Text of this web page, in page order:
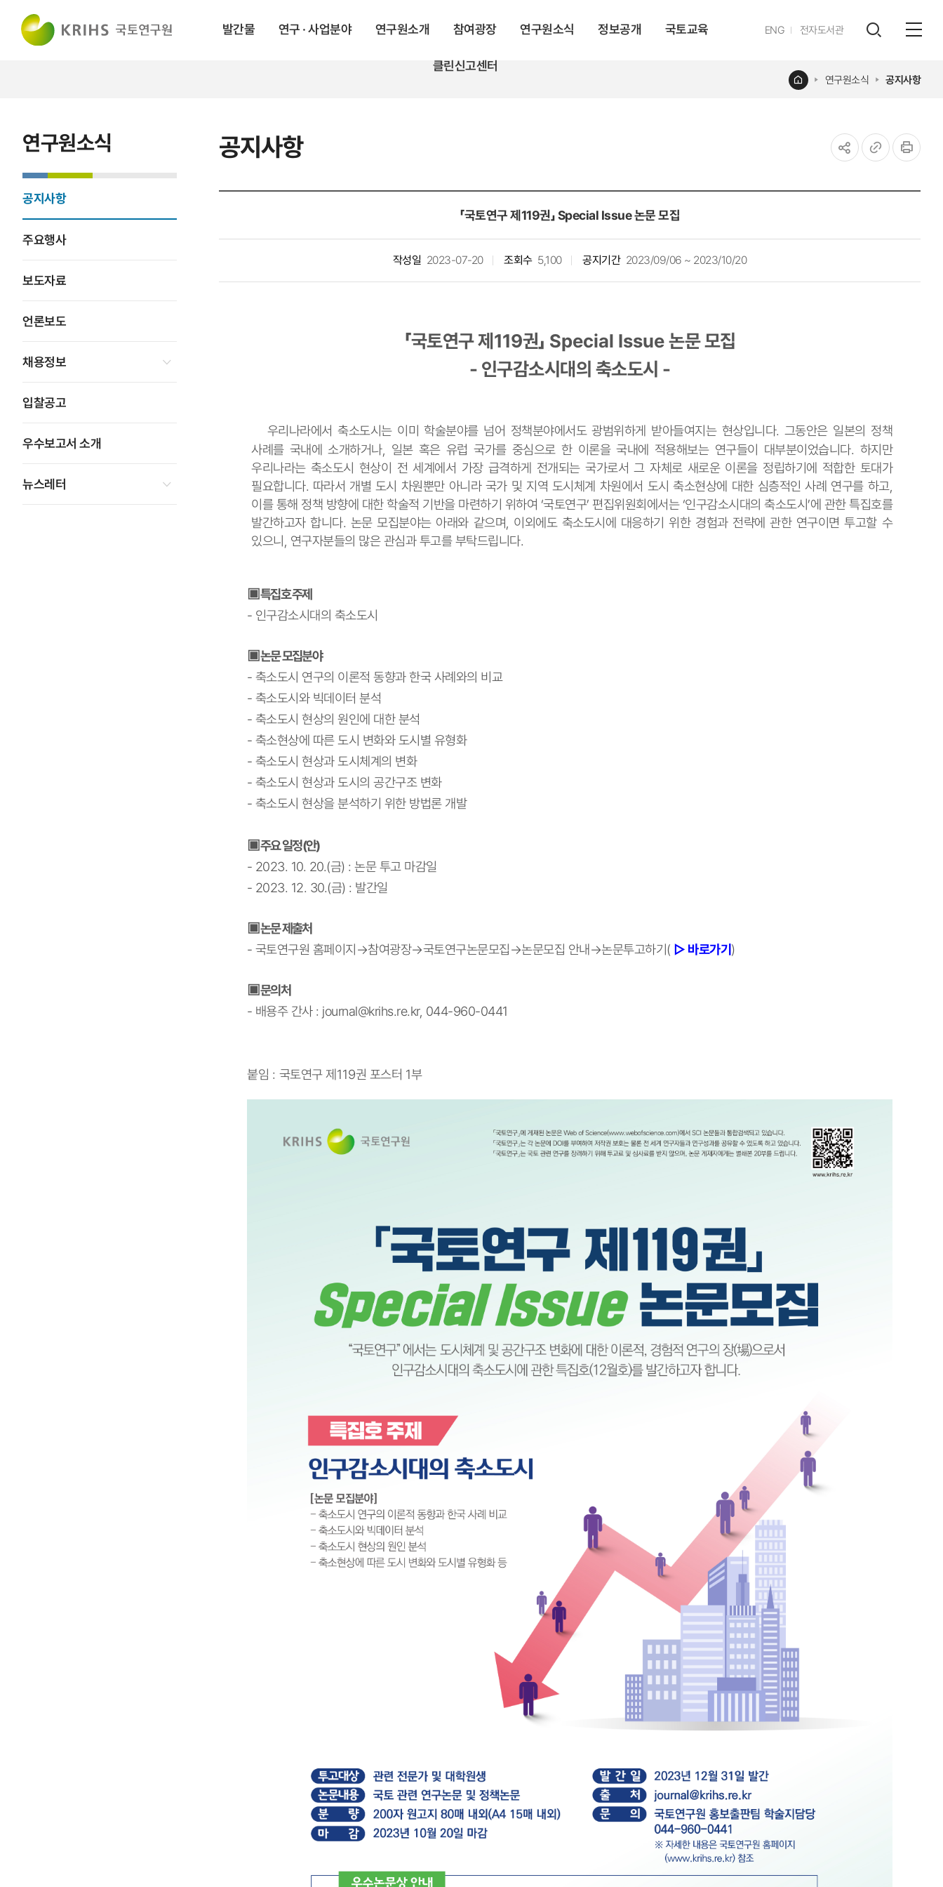
발간물 연구 · 사업분야 연구원소개 참여광장 연구원소식 정보공개 국토교육
클린신고센터
ENG영문전자도서관
레이어
공지사항
홈 연구원소식 공지사항
연구원소식
공지사항
주요행사
보도자료
언론보도
채용정보
입찰공고
우수보고서 소개
뉴스레터
「국토연구 제119권」 Special Issue 논문 모집
작성일 2023-07-20 조회수 5,100 공지기간 2023/09/06 ~ 2023/10/20
「국토연구 제 119권」 Special Issue논문 모집
- 인구감소시대의 축소도시 -
우리나라에서 축소도시는 이미 학술분야를 넘어 정책분야에서도 광범위하게 받아들여지는 현상입니다. 그동안은 일본의 정책
사례를 국내에 소개하거나, 일본 혹은 유럽 국가를 중심으로 한 이론을 국내에 적용해보는 연구들이 대부분이었습니다. 하지만
우리나라는 축소도시 현상이 전 세계에서 가장 급격하게 전개되는 국가로서 그 자체로 새로운 이론을 정립하기에 적합한 토대가
필요합니다. 따라서 개별 도시 차원뿐만 아니라 국가 및 지역 도시체계 차원에서 도시 축소현상에 대한 심층적인 사례 연구를 하고,
이를 통해 정책 방향에 대한 학술적 기반을 마련하기 위하여 ‘국토연구’ 편집위원회에서는‘인구감소시대의 축소도시’에 관한 특집호를
발간하고자 합니다. 논문 모집분야는 아래와 같으며 이외에도 축소도시에 대응하기 위한 경험과 전략에 관한 연구이면 투고할 수
있으니 연구자분들의 많은 관심과 투고를 부탁드립니다.
▣특집호 주제
- 인구감소시대의 축소도시
▣논문 모집분야
- 축소도시 연구의 이론적 동향과 한국 사례와의 비교
- 축소도시와 빅데이터 분석
- 축소도시 현상의 원인에 대한 분석
- 축소현상에 따른 도시 변화와 도시별 유형화
- 축소도시 현상과 도시체계의 변화
- 축소도시 현상과 도시의 공간구조 변화
- 축소도시 현상을 분석하기 위한 방법론 개발
▣주요 일정(안)
- 2023. 10. 20.(금) :논문 투고 마감일
- 2023. 12. 30.(금) : 발간일
▣논문 제출처
- 국토연구원 홈페이지→참여광장→국토연구논문모집→논문모집 안내→논문투고하기( ▷ 바로가기)
▣문의처
- 배용주 간사 : journal@krihs.re.kr, 044-960-0441
붙임 : 국토연구 제119권 포스터 1부